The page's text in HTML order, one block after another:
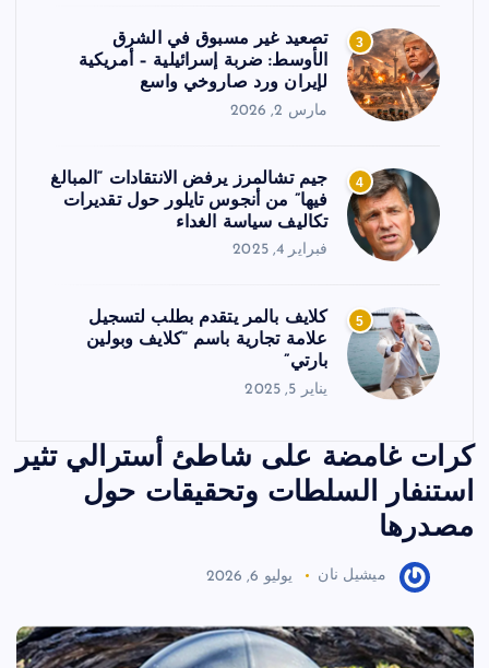
3
تصعيد غير مسبوق في الشرق
الأوسط: ضربة إسرائيلية – أمريكية
لإيران ورد صاروخي واسع
مارس 2, 2026
4
جيم تشالمرز يرفض الانتقادات “المبالغ
فيها” من أنجوس تايلور حول تقديرات
تكاليف سياسة الغداء
فبراير 4, 2025
5
كلايف بالمر يتقدم بطلب لتسجيل
علامة تجارية باسم “كلايف وبولين
بارتي”
يناير 5, 2025
كرات غامضة على شاطئ أسترالي تثير
استنفار السلطات وتحقيقات حول
مصدرها
ميشيل نان يوليو 6, 2026